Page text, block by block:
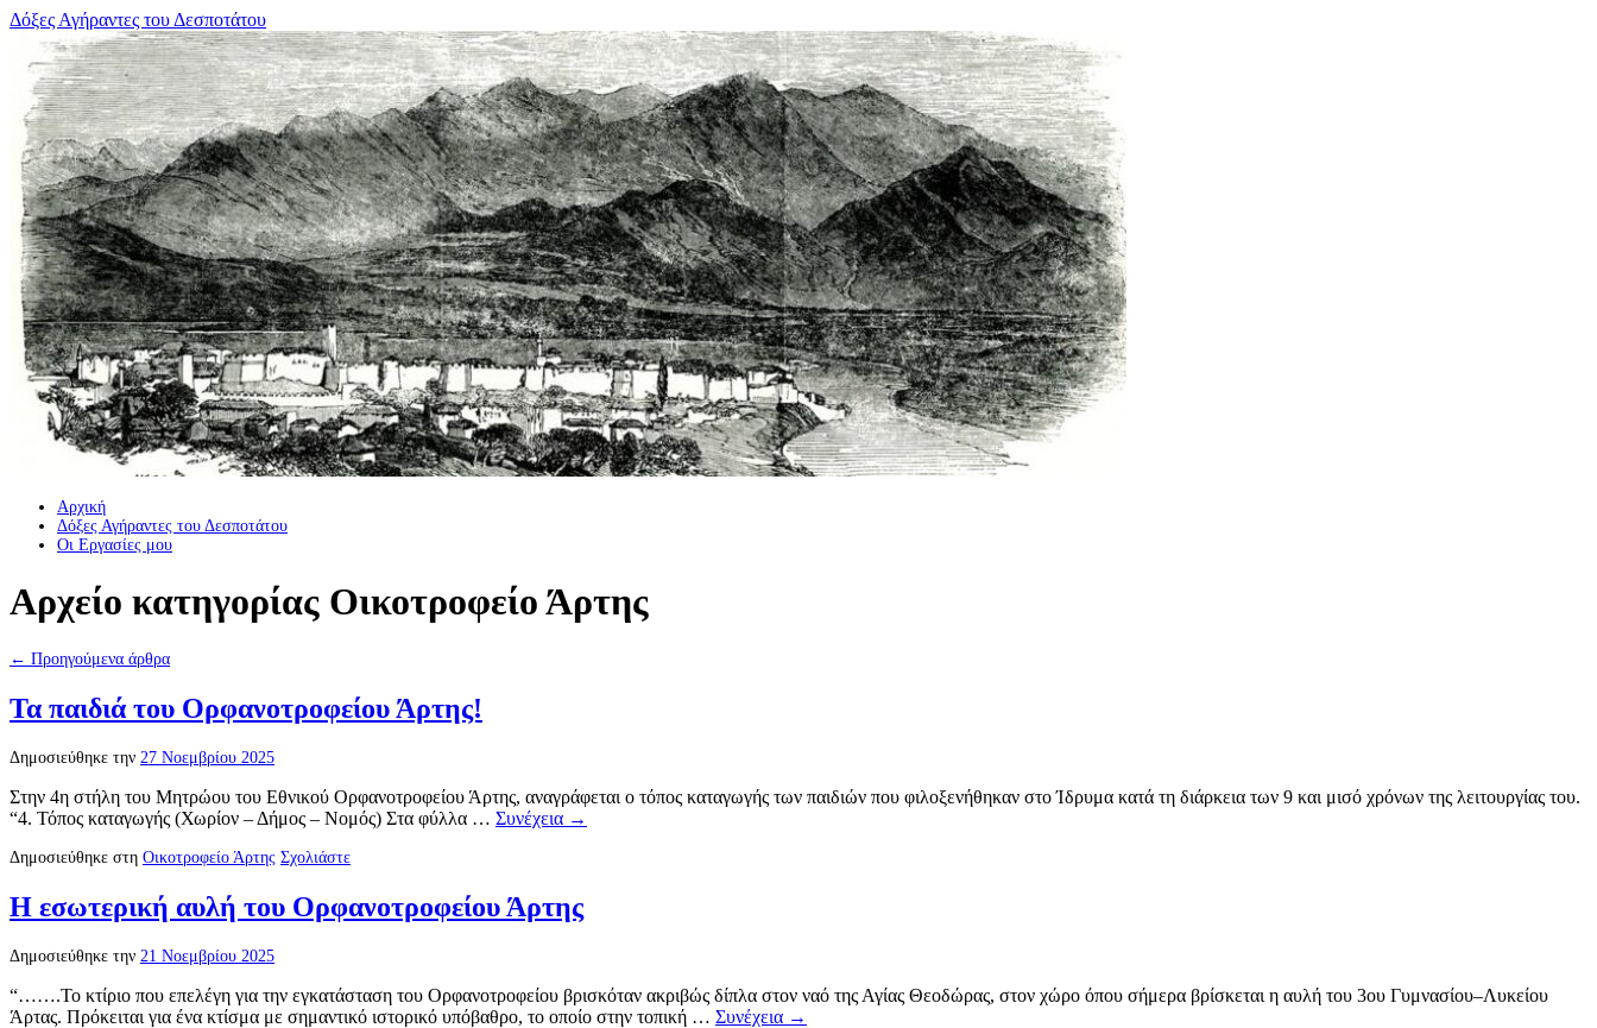
Μετάβαση
περιεχόμενο
Δόξες Αγήραντες του Δεσποτάτου
Αρχική
Δόξες Αγήραντες του Δεσποτάτου
Οι Eργασίες μου
Αρχείο κατηγορίας Οικοτροφείο Άρτης
← Προηγούμενα άρθρα
Τα παιδιά του Ορφανοτροφείου Άρτης!
Δημοσιεύθηκε την 27 Νοεμβρίου 2025
Στην 4η στήλη του Μητρώου του Εθνικού Ορφανοτροφείου Άρτης, αναγράφεται ο τόπος καταγωγής των παιδιών που φιλοξενήθηκαν στο Ίδρυμα κατά τη διάρκεια των 9 και μισό χρόνων της λειτουργίας του.
“4. Τόπος καταγωγής (Χωρίον – Δήμος – Νομός) Στα φύλλα … Συνέχεια →
Δημοσιεύθηκε στη Οικοτροφείο Άρτης Σχολιάστε
Η εσωτερική αυλή του Ορφανοτροφείου Άρτης
Δημοσιεύθηκε την 21 Νοεμβρίου 2025
“…….Το κτίριο που επελέγη για την εγκατάσταση του Ορφανοτροφείου βρισκόταν ακριβώς δίπλα στον ναό της Αγίας Θεοδώρας, στον χώρο όπου σήμερα βρίσκεται η αυλή του 3ου Γυμνασίου–Λυκείου
Άρτας. Πρόκειται για ένα κτίσμα με σημαντικό ιστορικό υπόβαθρο, το οποίο στην τοπική … Συνέχεια →